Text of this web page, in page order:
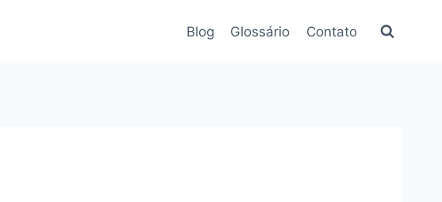
Blog Glossário Contato